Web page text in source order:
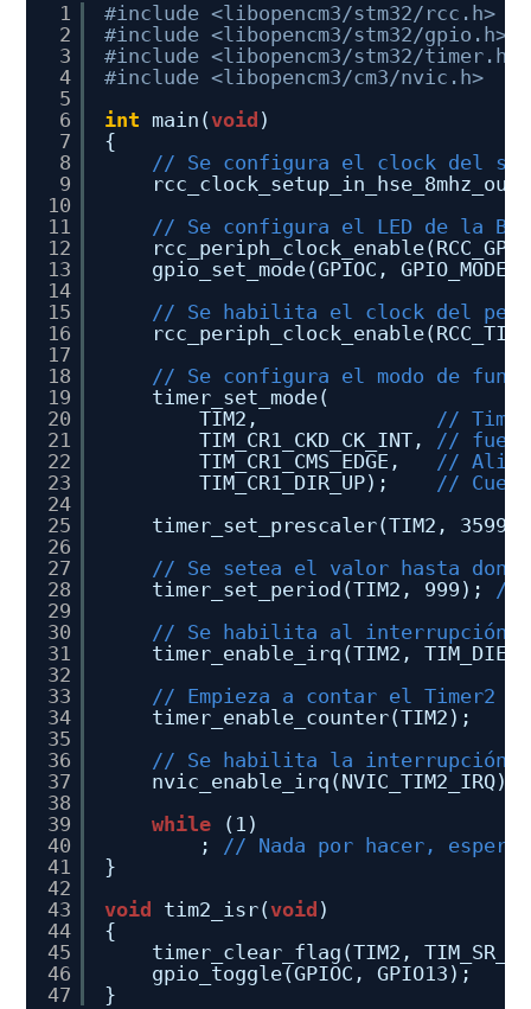
1
2
3
4
5
6
7
8
9
10
11
12
13
14
15
16
17
18
19
20
21
22
23
24
25
26
27
28
29
30
31
32
33
34
35
36
37
38
39
40
41
42
43
44
45
46
47
#include <libopencm3/stm32/rcc.h>
#include <libopencm3/stm32/gpio.h>
#include <libopencm3/stm32/timer.h>
#include <libopencm3/cm3/nvic.h>
int main(void )
{
// Se configura el clock del
// Se configura el LED de la
gpio_set_mode(GPIOC,
// Se habilita el clock del
// Se configura el modo de
timer_set_mode(
TIM2, //
TIM_CR1_CKD_CK_INT, //
TIM_CR1_CMS_EDGE, //
TIM_CR1_DIR_UP); //
timer_set_prescaler(TIM2,
// Se setea el valor hasta
timer_set_period(TIM2, 999); //
// Se habilita al interrupción
timer_enable_irq(TIM2,
// Empieza a contar el Timer2
timer_enable_counter(TIM2);
// Se habilita la interrupción
nvic_enable_irq(NVIC_TIM2_IRQ);
while
(1)
; // Nada por hacer,
}
void
tim2_isr(void )
timer_clear_flag(TIM2,
gpio_toggle(GPIOC,
}